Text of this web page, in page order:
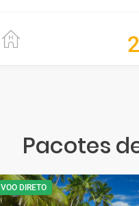
Pacotes
VOO DIRETO